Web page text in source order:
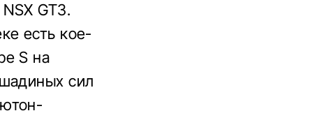
GT3.
есть кое-
S на
сил